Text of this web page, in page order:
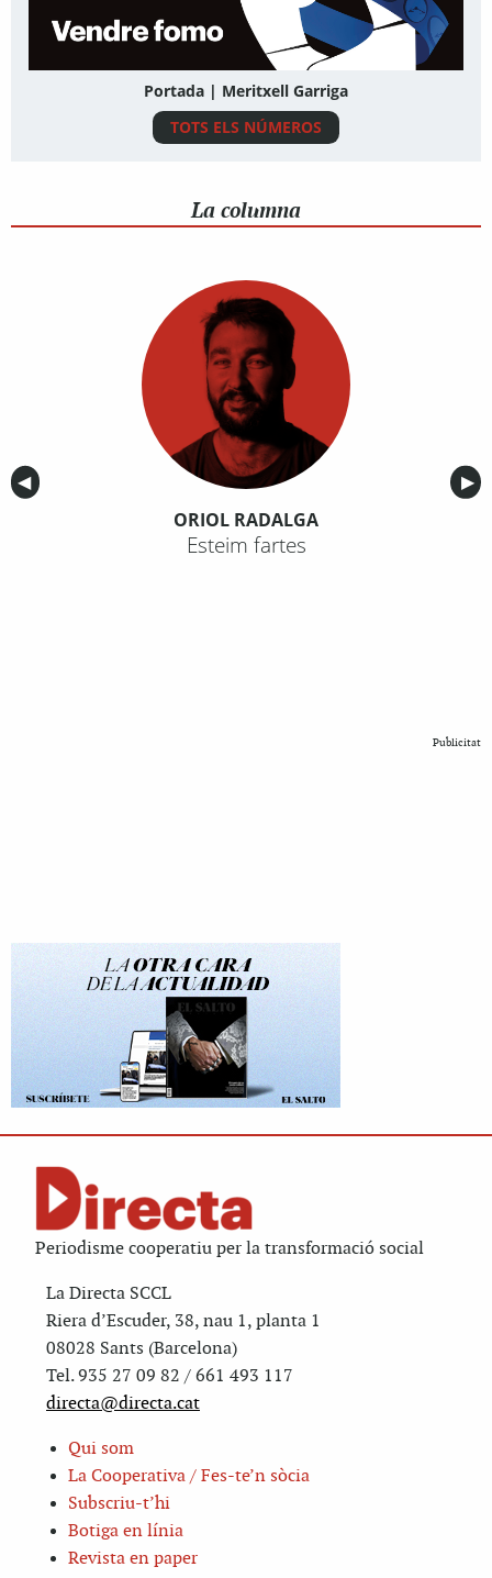
Portada | Meritxell Garriga
TOTS ELS NÚMEROS
La columna
Anterior
◀︎ ▶︎
ORIOL RADALGA
Esteim fartes
Publicitat
Periodisme cooperatiu per la transformació social
La Directa SCCL
Riera d’Escuder, 38, nau 1, planta 1
08028 Sants (Barcelona)
Tel. 935 27 09 82 / 661 493 117
directa@directa.cat
Qui som
La Cooperativa / Fes-te’n sòcia
Subscriu-t’hi
Botiga en línia
Revista en paper